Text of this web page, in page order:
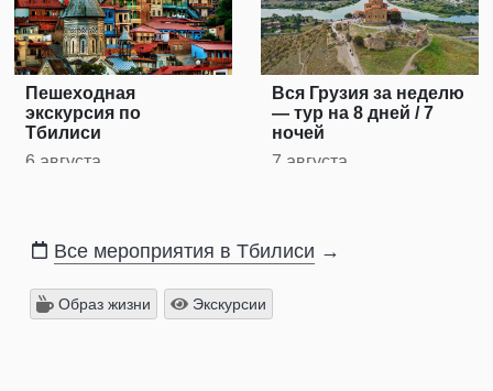
Пешеходная
экскурсия по
Тбилиси
6 августа
Вся Грузия за неделю
— тур на 8 дней / 7
ночей
7 августа
Все мероприятия в Тбилиси →
Образ жизни Экскурсии